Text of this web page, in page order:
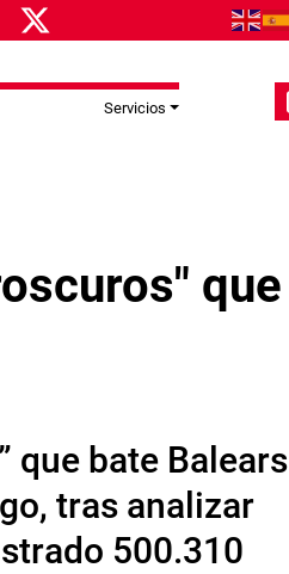
Servicios
que
que bate Balears
tras analizar
500.310